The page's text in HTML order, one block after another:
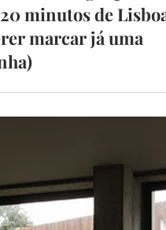
4 min de leitura
20 minutos de Lisboa
marcar já uma